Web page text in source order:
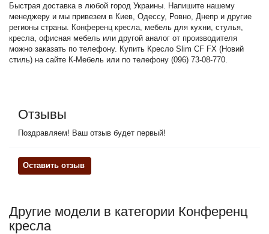
Быстрая доставка в любой город Украины. Напишите нашему
менеджеру и мы привезем в Киев, Одессу, Ровно, Днепр и другие
регионы страны. Конференц кресла, мебель для кухни, стулья,
кресла, офисная мебель или другой аналог от производителя
можно заказать по телефону. Купить Кресло Slim CF FX (Новий
стиль) на сайте К-Мебель или по телефону (096) 73-08-770.
Отзывы
Поздравляем! Ваш отзыв будет первый!
Оставить отзыв
Другие модели в категории Конференц
кресла